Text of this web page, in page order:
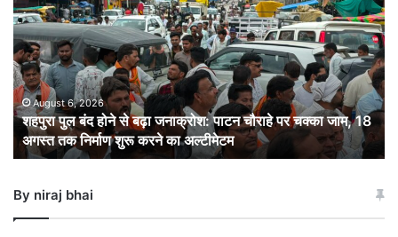
बंद
होने
से
बढ़ा
जनाक्रोश:
पाटन
चौराहे
पर
चक्का
18
August 6, 2026
शहपुरा पुल बंद होने से बढ़ा जनाक्रोश: पाटन चौराहे पर चक्का जाम, 18
अगस्त तक निर्माण शुरू करने का अल्टीमेटम
By niraj bhai